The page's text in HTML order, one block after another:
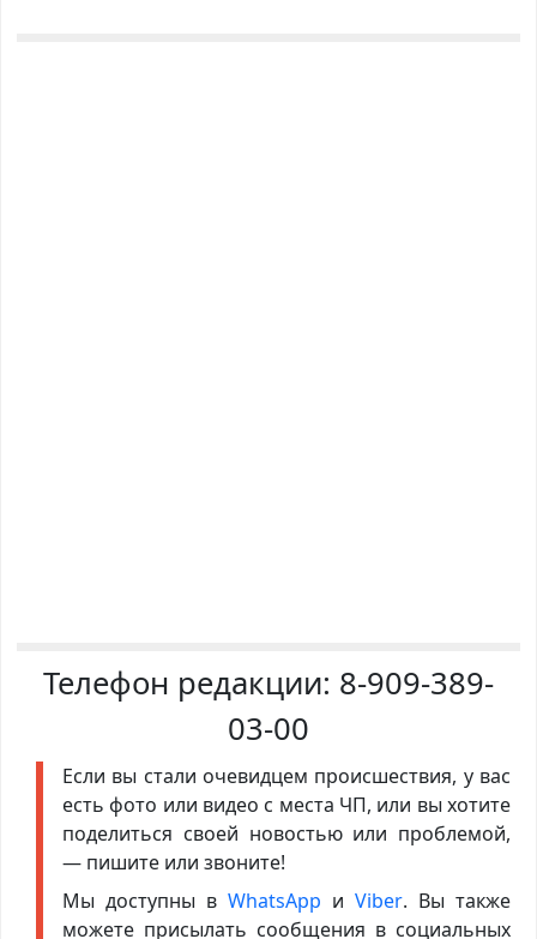
Телефон редакции: 8-909-389-
03-00
Если вы стали очевидцем происшествия, у вас
есть фото или видео с места ЧП, или вы хотите
поделиться своей новостью или проблемой,
— пишите или звоните!
Мы доступны в WhatsApp иViber. Вы также
можете присылать сообщения в социальных